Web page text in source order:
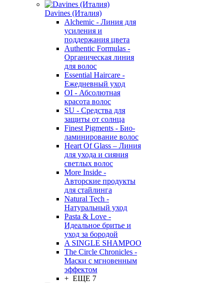
Davines (Италия)
Alchemic - Линия для
усиления и
поддержания цвета
Authentic Formulas -
Органическая линия
для волос
Essential Haircare -
Eжедневный уход
OI - Абсолютная
красота волос
SU - Средства для
защиты от солнца
Finest Pigments - Био-
ламинирование волос
Heart Of Glass – Линия
для ухода и сияния
светлых волос
More Inside -
Авторские продукты
для стайлинга
Natural Tech -
Натуральный уход
Pasta & Love -
Идеальное бритье и
уход за бородой
A SINGLE SHAMPOO
The Circle Chronicles -
Маски с мгновенным
эффектом
+ ЕЩЕ 7